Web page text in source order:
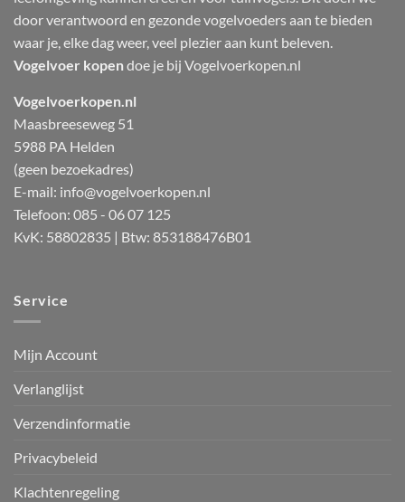
door verantwoord en gezonde vogelvoeders aan te bieden
waar je, elke dag weer, veel plezier aan kunt beleven.
Vogelvoer kopendoe je bij Vogelvoerkopen.nl
Vogelvoerkopen.nl
Maasbreeseweg 51
5988 PA Helden
(geen bezoekadres)
E-mail: info@vogelvoerkopen.nl
Telefoon: 085 - 06 07 125
KvK: 58802835 | Btw: 853188476B01
Service
Mijn Account
Verlanglijst
Verzendinformatie
Privacybeleid
Klachtenregeling